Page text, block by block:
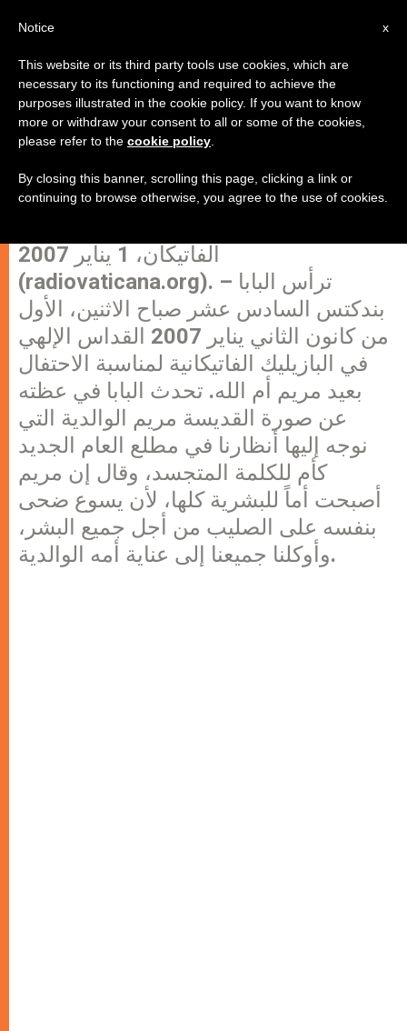
البابا يترأس القداس الإلهي في
البازيليك الفاتيكانية لمناسبة عيد مريم
أم الله
الفاتيكان، 1 يناير 2007
(radiovaticana.org). – ترأس البابا
بندكتس السادس عشر صباح الاثنين، الأول
من كانون الثاني يناير 2007 القداس الإلهي
في البازيليك الفاتيكانية لمناسبة الاحتفال
بعيد مريم أم الله. تحدث البابا في عظته
عن صورة القديسة مريم الوالدية التي
نوجه إليها أنظارنا في مطلع العام الجديد
كأم للكلمة المتجسد، وقال إن مريم
أصبحت أماً للبشرية كلها، لأن يسوع ضحى
بنفسه على الصليب من أجل جميع البشر،
وأوكلنا جميعنا إلى عناية أمه الوالدية.
x
Notice
This website or its third party tools use cookies, which are
necessary to its functioning and required to achieve the
purposes illustrated in the cookie policy. If you want to know
more or withdraw your consent to all or some of the cookies,
please refer to the cookie policy
By closing this banner, scrolling this page, clicking a link or
continuing to browse otherwise, you agree to the use of cookies.